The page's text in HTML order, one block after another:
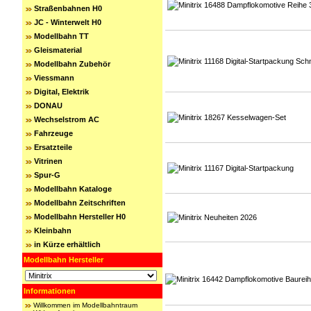
Straßenbahnen H0
JC - Winterwelt H0
Modellbahn TT
Gleismaterial
Modellbahn Zubehör
Viessmann
Digital, Elektrik
DONAU
Wechselstrom AC
Fahrzeuge
Ersatzteile
Vitrinen
Spur-G
Modellbahn Kataloge
Modellbahn Zeitschriften
Modellbahn Hersteller H0
Kleinbahn
in Kürze erhältlich
Modellbahn Hersteller
Informationen
Willkommen im Modellbahntraum